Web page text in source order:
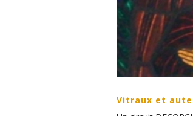
Vitraux et